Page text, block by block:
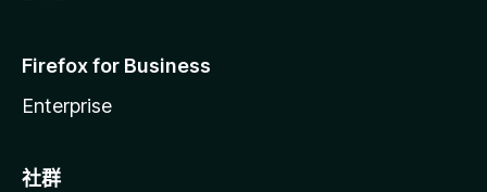
Firefox for Business
Enterprise
社群